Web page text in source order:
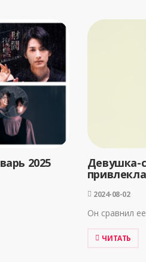
2025 Девушка-
2024-08-02
Он сравнил
ЧИТАТЬ